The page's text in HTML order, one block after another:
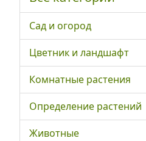
Сад и огород
Цветник и ландшафт
Комнатные растения
Определение растений
Животные